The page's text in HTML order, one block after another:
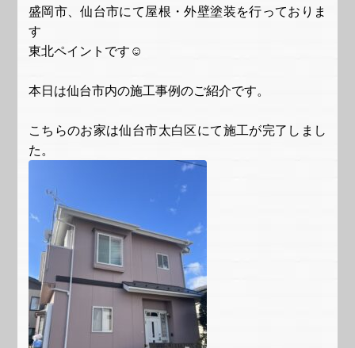
盛岡市、仙台市にて屋根・外壁塗装を行っておりま
す
東北ペイントです☺
本日は仙台市内の施工事例のご紹介です。
こちらのお家は仙台市太白区にて施工が完了しまし
た。